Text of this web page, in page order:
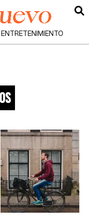
ENTRETENIMIENTO